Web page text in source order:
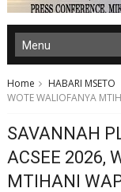
Home HABARI MSETO
WOTE WALIOFANYA
SAVANNAH
ACSEE 2026,
MTIHANI